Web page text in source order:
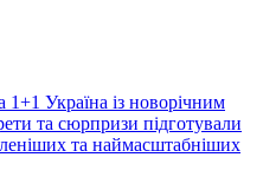
1+1 Україна із новорічним
та сюрпризи підготували
та наймасштабніших